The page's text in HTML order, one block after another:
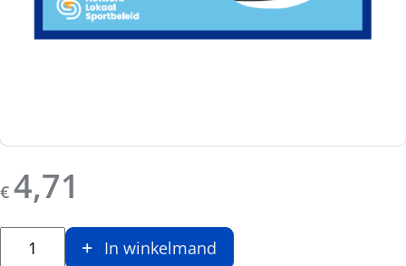
€ 4,71
In winkelmand